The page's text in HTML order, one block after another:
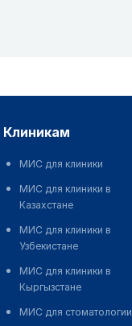
клиникам
МИС для клиники
МИС для клиники в
Казахстане
МИС для клиники в
Узбекистане
МИС для клиники в
Кыргызстане
МИС для стоматологии